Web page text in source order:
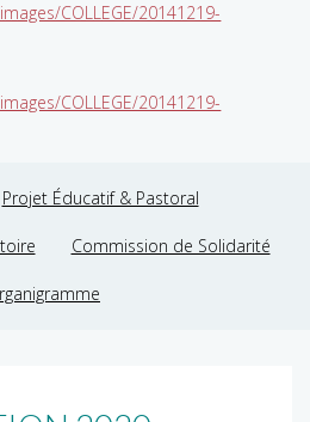
COLLEGE/20141219-
COLLEGE/20141219-
Projet Éducatif & Pastoral
Commission de Solidarité